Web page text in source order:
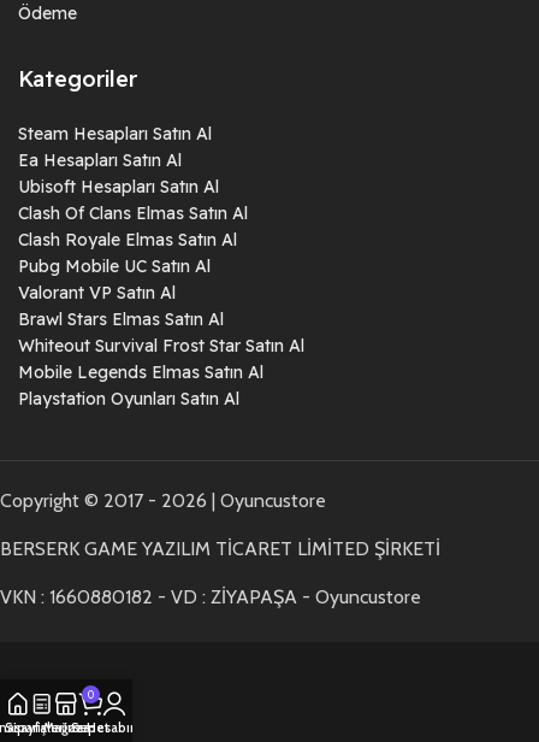
Ödeme
Kategoriler
Steam Hesapları Satın Al
Ea Hesapları Satın Al
Ubisoft Hesapları Satın Al
Clash Of Clans Elmas Satın Al
Clash Royale Elmas Satın Al
Pubg Mobile UC Satın Al
Valorant VP Satın Al
Brawl Stars Elmas Satın Al
Whiteout Survival Frost Star Satın Al
Mobile Legends Elmas Satın Al
Playstation Oyunları Satın Al
Copyright © 2017 - 2026 | Oyuncustore
BERSERK GAME YAZILIM TİCARET LİMİTED ŞİRKETİ
VKN : 1660880182 - VD : ZİYAPAŞA - Oyuncustore
Siparişlerim
Mağaza
0
Sepet
Hesabım